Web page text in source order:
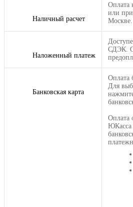
Наличный расчет
Оплата
или при
Москве.
Наложенный платеж
СДЭК.
Банковская карта
Оплата
Для
Оплата
ЮКасса